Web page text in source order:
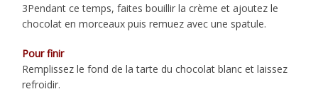
3Pendant ce temps, faites bouillir la crème et ajoutez le
chocolat en morceaux puis remuez avec une spatule.
Pour finir
Remplissez le fond de la tarte du chocolat blanc et laissez
refroidir.